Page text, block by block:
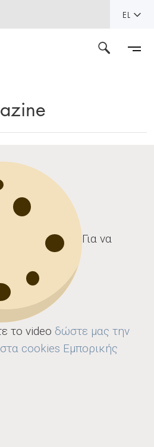
EL
Για να
το video δώστε μας την
cookies Εμπορικής